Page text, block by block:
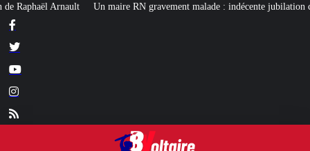
malade : indécente jubilation chez certains… Affaire Lyhanna :